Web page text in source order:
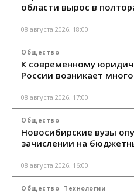
области вырос в
08 августа 2026, 18:00
Общество
К современному
России возникает
08 августа 2026, 17:00
Общество
Новосибирские вузы
зачислении на
08 августа 2026, 16:00
Общество Технологии